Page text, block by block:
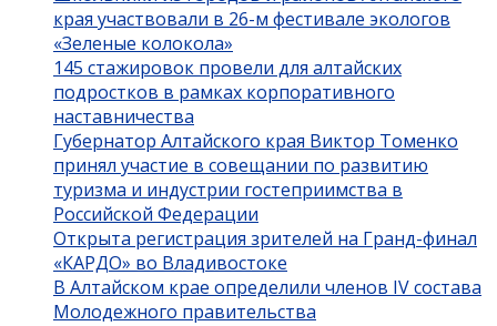
края участвовали в 26-м фестивале экологов
«Зеленые колокола»
145 стажировок провели для алтайских
подростков в рамках корпоративного
наставничества
Губернатор Алтайского края Виктор Томенко
принял участие в совещании по развитию
туризма и индустрии гостеприимства в
Российской Федерации
Открыта регистрация зрителей на Гранд-финал
«КАРДО» во Владивостоке
В Алтайском крае определили членов IV состава
Молодежного правительства